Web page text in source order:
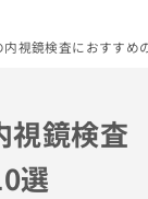
内視鏡検査におすすめ
視鏡検査
選